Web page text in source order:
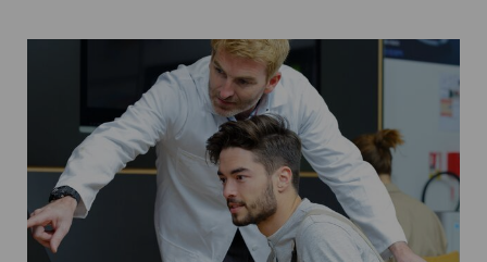
La formation en alternance ">